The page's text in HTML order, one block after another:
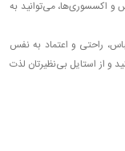
و اکسسوری‌ها، می‌توانید به
راحتی و اعتماد به نفس
و از استایل بی‌نظیرتان لذت